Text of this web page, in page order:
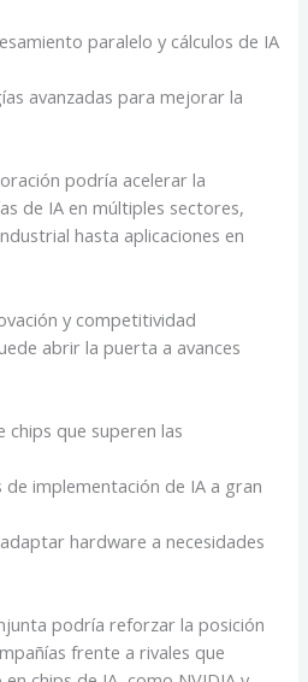
paralelo y cálculos de IA
avanzadas para mejorar la
podría acelerar la
de IA en múltiples sectores,
hasta aplicaciones en
y competitividad
abrir la puerta a avances
chips que superen las
de implementación de IA a gran
hardware a necesidades
podría reforzar la posición
frente a rivales que